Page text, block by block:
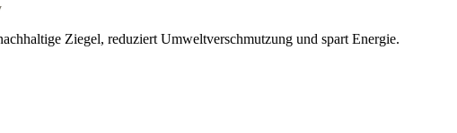
Ziegel, reduziert Umweltverschmutzung und spart Energie.